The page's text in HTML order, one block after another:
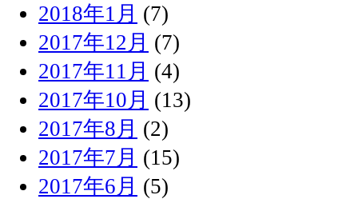
2018年1月 (7)
2017年12月 (7)
2017年11月 (4)
2017年10月 (13)
2017年8月 (2)
2017年7月 (15)
2017年6月 (5)